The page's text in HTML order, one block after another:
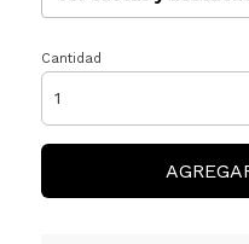
Cantidad